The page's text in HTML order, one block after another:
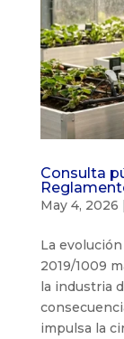
Consulta
May 4, 2026 |
La
2019/1009
la industria
impulsa la